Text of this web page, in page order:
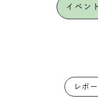
イベン
レポ